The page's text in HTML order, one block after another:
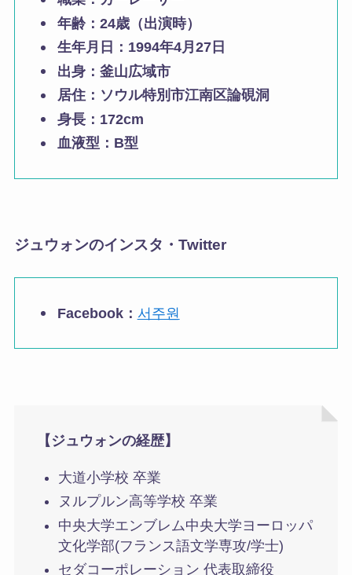
年齢：24歳（出演時）
生年月日：1994年4月27日
出身：釜山広域市
居住：ソウル特別市江南区論硯洞
身長：172cm
血液型：B型
ジュウォンのインスタ・Twitter
Facebook： 서주원
【ジュウォンの経歴】
大道小学校 卒業
ヌルプルン高等学校 卒業
中央大学エンブレム中央大学ヨーロッパ
文化学部(フランス語文学専攻/学士)
セダコーポレーション 代表取締役